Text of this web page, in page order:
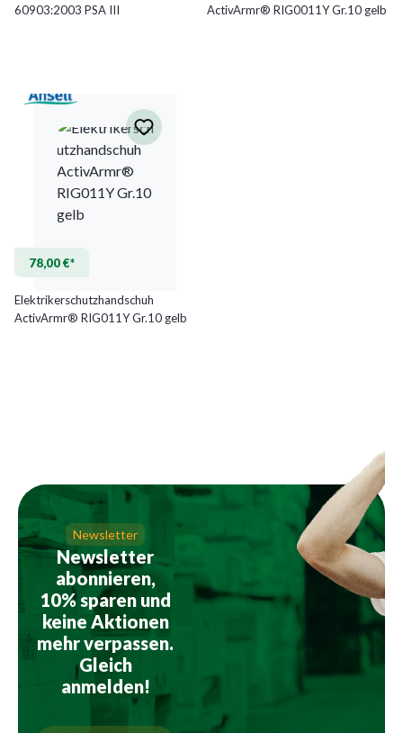
60903:2003 PSA III
ActivArmr® RIG0011Y Gr.10 gelb
78,00 €*
Elektrikerschutzhandschuh
ActivArmr® RIG011Y Gr.10 gelb
Newsletter
Newsletter
abonnieren,
10% sparen und
keine Aktionen
mehr verpassen.
Gleich
anmelden!